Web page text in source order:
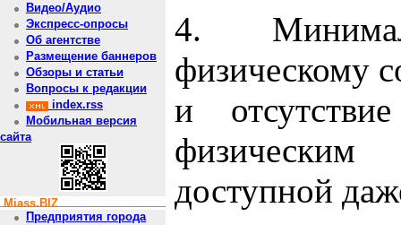
Видео/Аудио
Экспресс-опросы
Об агентстве
Размещение баннеров
Обзоры и статьи
Вопросы к редакции
index.rss
Мобильная версия
сайта
Miass.BIZ
Предприятия города
4.
физическому
и
доступной